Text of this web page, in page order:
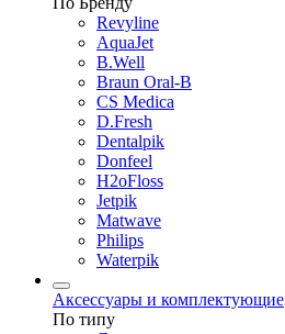
Revyline
AquaJet
B.Well
Braun Oral-B
CS Medica
D.Fresh
Dentalpik
Donfeel
H2oFloss
Jetpik
Matwave
Philips
Waterpik
Аксессуары и комплектующие
По типу